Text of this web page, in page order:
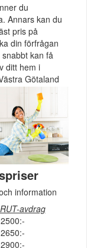
du
Annars kan du
pris på
din förfrågan
kan få
ditt hem i
Götaland
information
avdrag